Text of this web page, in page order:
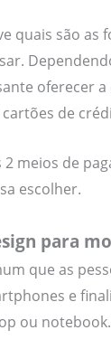
quais são as
oferecer a
de
meios de
escolher.
para
que as
e
ou notebook.